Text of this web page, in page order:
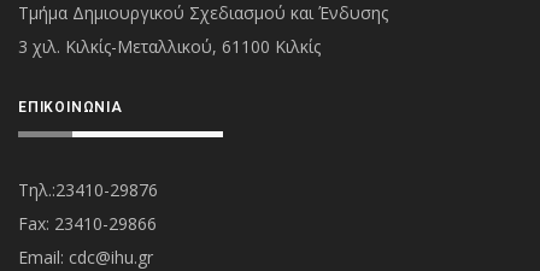
Τμήμα Δημιουργικού Σχεδιασμού και Ένδυσης
3 χιλ. Κιλκίς-Μεταλλικού, 61100 Κιλκίς
ΕΠΙΚΟΙΝΩΝΊΑ
Τηλ.:23410-29876
Fax: 23410-29866
Εmail: cdc@ihu.gr